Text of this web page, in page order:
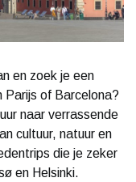
en zoek je een
Parijs of Barcelona?
naar verrassende
cultuur, natuur en
die je zeker
en Helsinki.